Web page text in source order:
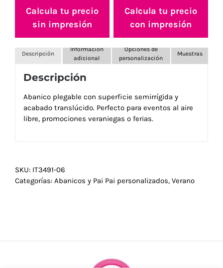
Calcula tu precio
sin impresión
Calcula tu precio
con impresión
Descripción
Información
adicional
Opciones de
personalización
Muestras
Descripción
Abanico plegable con superficie semirrígida y
acabado translúcido. Perfecto para eventos al aire
libre, promociones veraniegas o ferias.
SKU: IT3491-06
Categorías: Abanicos y Pai Pai personalizados, Verano